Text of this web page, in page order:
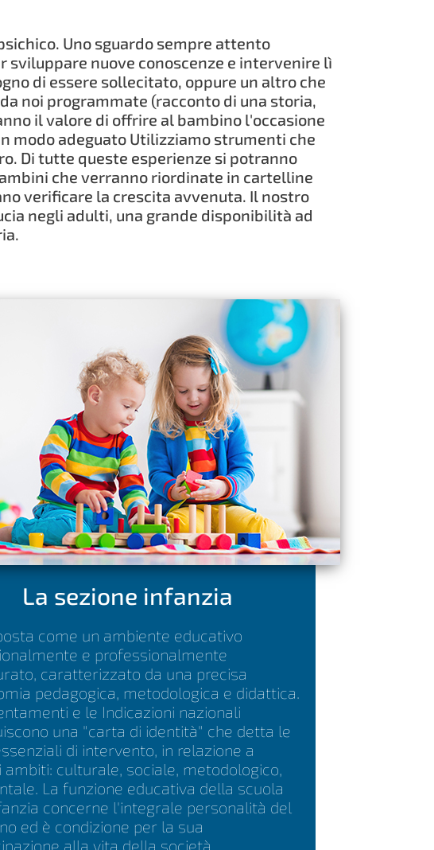
Uno sguardo sempre attento
sviluppare nuove conoscenze e intervenire lì
di essere sollecitato, oppure un altro che
noi programmate (racconto di una storia,
il valore di offrire al bambino l'occasione
modo adeguato Utilizziamo strumenti che
Di tutte queste esperienze si potranno
che verranno riordinate in cartelline
verificare la crescita avvenuta. Il nostro
negli adulti, una grande disponibilità ad
La sezione infanzia
come un ambiente educativo
e professionalmente
caratterizzato da una precisa
pedagogica, metodologica e didattica.
e le Indicazioni nazionali
una "carta di identità" che detta le
di intervento, in relazione a
ambiti: culturale, sociale, metodologico,
La funzione educativa della scuola
concerne l'integrale personalità del
ed è condizione per la sua
alla vita della società.